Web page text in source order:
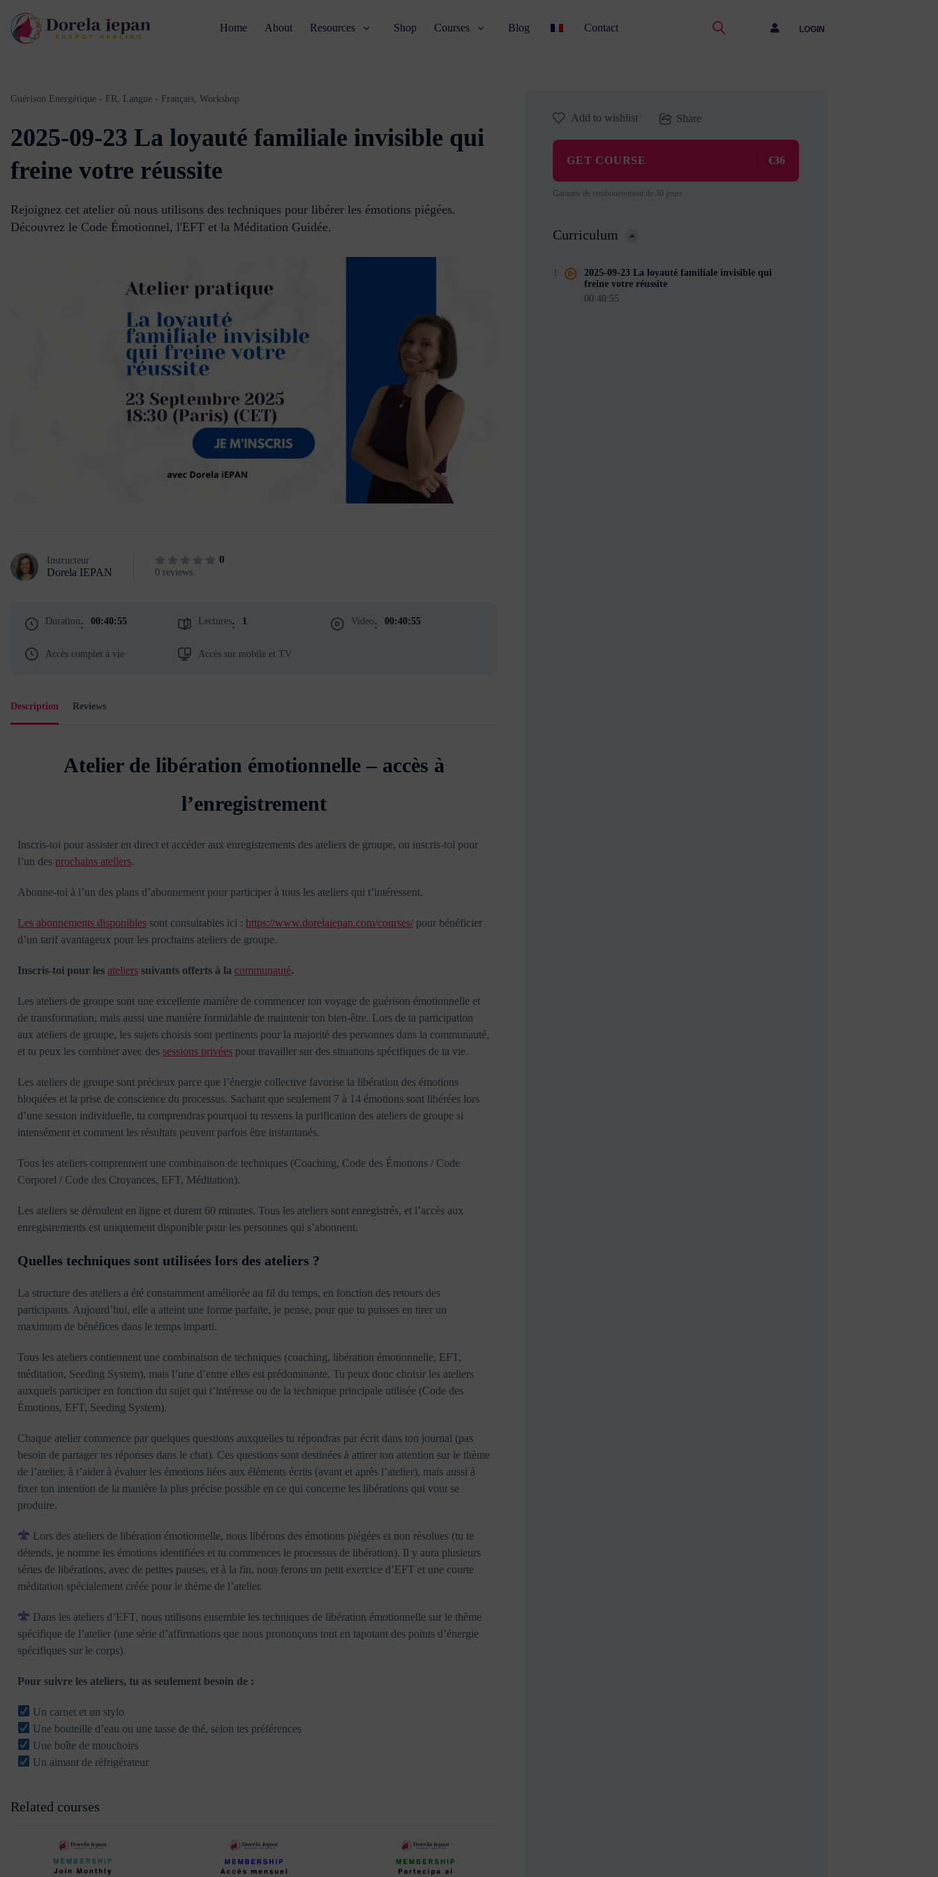
Home About Resources Shop Courses Blog Contact LOGIN
Guérison Energétique - FR, Langue - Français, Workshop
2025-09-23 La loyauté familiale invisible qui
freine votre réussite
Rejoignez cet atelier où nous utilisons des techniques pour libérer les émotions piégées.
Découvrez le Code Émotionnel, l'EFT et la Méditation Guidée.
Instructeur
Dorela IEPAN
0
0 reviews
Duration: 00:40:55 Lectures: 1 Video: 00:40:55
Accès complet à vie Accès sur mobile et TV
Description Reviews
Atelier de libération émotionnelle – accès à
l’enregistrement
Inscris-toi pour assister en direct et accéder aux enregistrements des ateliers de groupe, ou inscris-toi pour
l’un des prochains ateliers.
Abonne-toi à l’un des plans d’abonnement pour participer à tous les ateliers qui t’intéressent.
Les abonnements disponibles sont consultables ici : https://www.dorelaiepan.com/courses/ pour bénéficier
d’un tarif avantageux pour les prochains ateliers de groupe.
Inscris-toi pour les ateliers suivants offerts à la communauté.
Les ateliers de groupe sont une excellente manière de commencer ton voyage de guérison émotionnelle et
de transformation, mais aussi une manière formidable de maintenir ton bien-être. Lors de ta participation
aux ateliers de groupe, les sujets choisis sont pertinents pour la majorité des personnes dans la communauté,
et tu peux les combiner avec des sessions privées pour travailler sur des situations spécifiques de ta vie.
Les ateliers de groupe sont précieux parce que l’énergie collective favorise la libération des émotions
bloquées et la prise de conscience du processus. Sachant que seulement 7 à 14 émotions sont libérées lors
d’une session individuelle, tu comprendras pourquoi tu ressens la purification des ateliers de groupe si
intensément et comment les résultats peuvent parfois être instantanés.
Tous les ateliers comprennent une combinaison de techniques (Coaching, Code des Émotions / Code
Corporel / Code des Croyances, EFT, Méditation).
Les ateliers se déroulent en ligne et durent 60 minutes. Tous les ateliers sont enregistrés, et l’accès aux
enregistrements est uniquement disponible pour les personnes qui s’abonnent.
Quelles techniques sont utilisées lors des ateliers ?
La structure des ateliers a été constamment améliorée au fil du temps, en fonction des retours des
participants. Aujourd’hui, elle a atteint une forme parfaite, je pense, pour que tu puisses en tirer un
maximum de bénéfices dans le temps imparti.
Tous les ateliers contiennent une combinaison de techniques (coaching, libération émotionnelle, EFT,
méditation, Seeding System), mais l’une d’entre elles est prédominante. Tu peux donc choisir les ateliers
auxquels participer en fonction du sujet qui t’intéresse ou de la technique principale utilisée (Code des
Émotions, EFT, Seeding System).
Chaque atelier commence par quelques questions auxquelles tu répondras par écrit dans ton journal (pas
besoin de partager tes réponses dans le chat). Ces questions sont destinées à attirer ton attention sur le thème
de l’atelier, à t’aider à évaluer les émotions liées aux éléments écrits (avant et après l’atelier), mais aussi à
fixer ton intention de la manière la plus précise possible en ce qui concerne les libérations qui vont se
produire.
Lors des ateliers de libération émotionnelle, nous libérons des émotions piégées et non résolues (tu te
détends, je nomme les émotions identifiées et tu commences le processus de libération). Il y aura plusieurs
séries de libérations, avec de petites pauses, et à la fin, nous ferons un petit exercice d’EFT et une courte
méditation spécialement créée pour le thème de l’atelier.
Dans les ateliers d’EFT, nous utilisons ensemble les techniques de libération émotionnelle sur le thème
spécifique de l’atelier (une série d’affirmations que nous prononçons tout en tapotant des points d’énergie
spécifiques sur le corps).
Pour suivre les ateliers, tu as seulement besoin de :
Un carnet et un stylo
Une bouteille d’eau ou une tasse de thé, selon tes préférences
Une boîte de mouchoirs
Un aimant de réfrigérateur
Related courses
Add to wishlist Share
GET COURSE €36
Garantie de remboursement de 30 jours
Curriculum
2025-09-23 La loyauté familiale invisible qui
freine votre réussite
00:40:55